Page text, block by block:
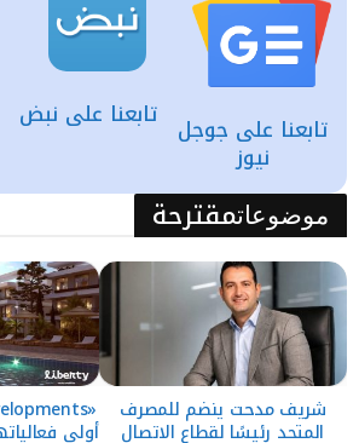
تابعنا على نبض تابعنا على جوجل
نيوز
موضوعاتمقترحة
شريف مدحت ينضم للمصرف
المتحد رئيسًا لقطاع الاتصال أولى